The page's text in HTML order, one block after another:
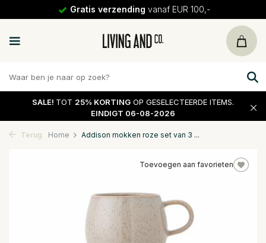
Gratis verzending vanaf EUR 100,-
SALE! TOT 25% KORTING OP GESELECTEERDE ITEMS.
EINDIGT 06-08-2026
Terug Home Addison mokken roze set van 3 ...
Toevoegen aan favorieten